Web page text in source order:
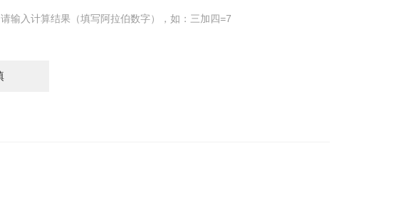
请输入计算结果（填写阿拉伯数字），如：三加四=7